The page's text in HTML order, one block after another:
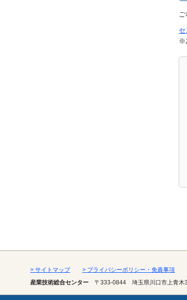
※
> サイトマップ > プライバシーポリシー・免責事項
産業技術総合センター
〒333-0844 埼玉県川口市上青木